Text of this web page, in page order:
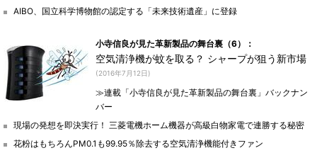
AIBO、国立科学博物館の認定する「未来技術遺産」に登録
小寺信良が見た革新製品の舞台裏（6）：
空気清浄機が蚊を取る？ シャープが狙う新市場
(2016年7月12日)
≫連載「小寺信良が見た革新製品の舞台裏」バックナン
バー
現場の発想を即決実行！ 三菱電機ホーム機器が高級白物家電で連勝する秘密
花粉はもちろんPM0.1も99.95％除去する空気清浄機能付きファン